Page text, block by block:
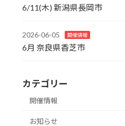
6/11(木) 新潟県長岡市
2026-06-05 開催情報
6月 奈良県香芝市
カテゴリー
開催情報
お知らせ